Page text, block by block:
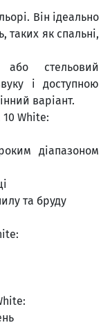
Він ідеально
таких як спальні,
стельовий
і доступною
варіант.
10 White:
діапазоном
та бруду